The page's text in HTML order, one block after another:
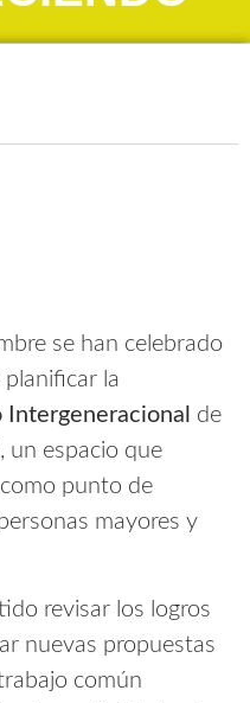
se han celebrado
planificar la
Intergeneracional de
, un espacio que
punto de
mayores y
revisar los logros
nuevas propuestas
común